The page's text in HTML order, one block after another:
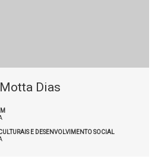
Dias
E DESENVOLVIMENTO SOCIAL